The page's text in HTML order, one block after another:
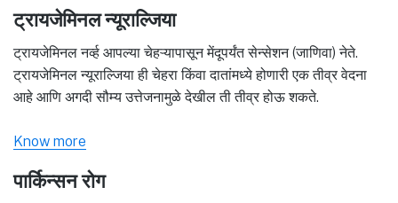
ट्रायजेमिनल न्यूराल्जिया
ट्रायजेमिनल नर्व्ह आपल्या चेहऱ्यापासून मेंदूपर्यंत सेन्सेशन (जाणिवा) नेते.
ट्रायजेमिनल न्यूराल्जिया ही चेहरा किंवा दातांमध्ये होणारी एक तीव्र वेदना
आहे आणि अगदी सौम्य उत्तेजनामुळे देखील ती तीव्र होऊ शकते.
Know more
पार्किन्सन रोग